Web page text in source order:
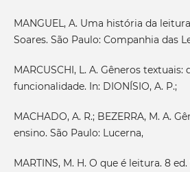
MANGUEL, A. Uma história da
Soares. São Paulo: Companhia das
MARCUSCHI, L. A. Gêneros textuais:
funcionalidade. In: DIONÍSIO, A. P.;
MACHADO, A. R.; BEZERRA, M. A.
ensino. São Paulo: Lucerna,
MARTINS, M. H. O que é leitura. 8